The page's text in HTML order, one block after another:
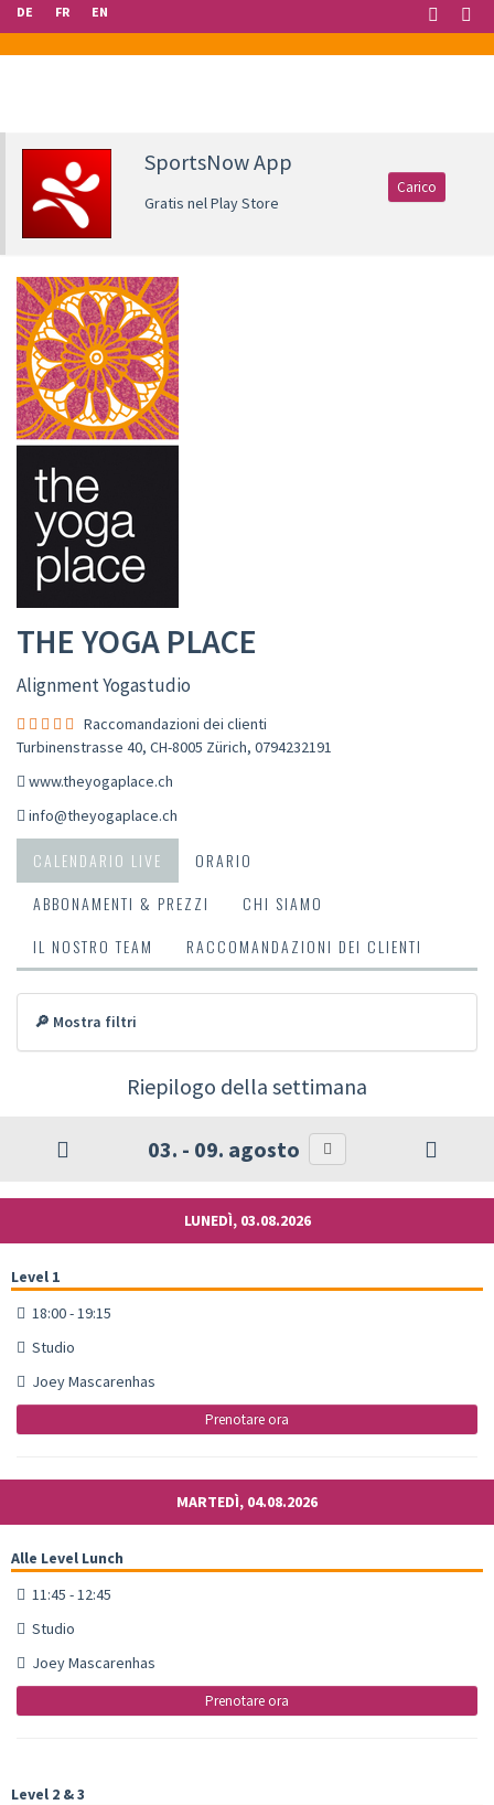
DE FR EN
SportsNow App
Gratis nel Play Store
Carico
THE YOGA PLACE
Alignment Yogastudio
Raccomandazioni dei clienti
Turbinenstrasse 40, CH-8005 Zürich, 0794232191
www.theyogaplace.ch
info@theyogaplace.ch
CALENDARIO LIVE
ORARIO
ABBONAMENTI & PREZZI
CHI SIAMO
IL NOSTRO TEAM
RACCOMANDAZIONI DEI CLIENTI
🔎 Mostra filtri
Riepilogo della settimana
03. - 09. agosto
LUNEDÌ, 03.08.2026
Level 1
18:00 - 19:15
Studio
Joey Mascarenhas
Prenotare ora
MARTEDÌ, 04.08.2026
Alle Level Lunch
11:45 - 12:45
Studio
Joey Mascarenhas
Prenotare ora
Level 2 & 3